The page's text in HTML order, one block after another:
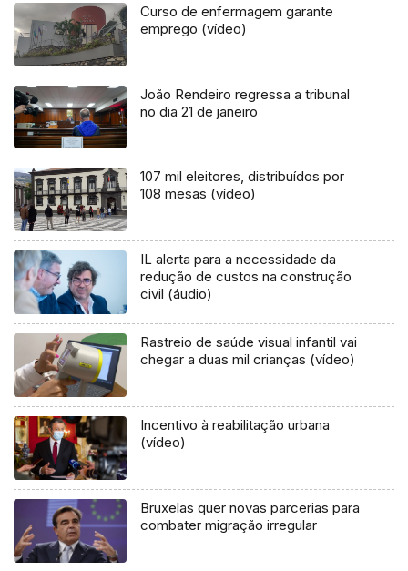
Curso de enfermagem garante
emprego (vídeo)
João Rendeiro regressa a tribunal
no dia 21 de janeiro
107 mil eleitores, distribuídos por
108 mesas (vídeo)
IL alerta para a necessidade da
redução de custos na construção
civil (áudio)
Rastreio de saúde visual infantil vai
chegar a duas mil crianças (vídeo)
Incentivo à reabilitação urbana
(vídeo)
Bruxelas quer novas parcerias para
combater migração irregular